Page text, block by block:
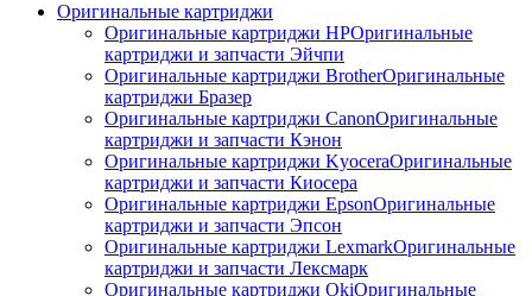
Оригинальные картриджи
Оригинальные картриджи HPОригинальные
картриджи и запчасти Эйчпи
Оригинальные картриджи BrotherОригинальные
картриджи Бразер
Оригинальные картриджи CanonОригинальные
картриджи и запчасти Кэнон
Оригинальные картриджи KyoceraОригинальные
картриджи и запчасти Киосера
Оригинальные картриджи EpsonОригинальные
картриджи и запчасти Эпсон
Оригинальные картриджи LexmarkОригинальные
картриджи и запчасти Лексмарк
Оригинальные картриджи ОkiОригинальные